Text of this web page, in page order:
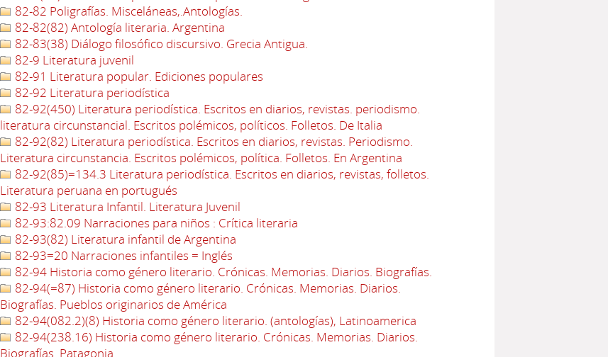
82-82 Poligrafías. Misceláneas,.Antologías.
82-82(82) Antología literaria. Argentina
82-83(38) Diálogo filosófico discursivo. Grecia Antigua.
82-9 Literatura juvenil
82-91 Literatura popular. Ediciones populares
82-92 Literatura periodística
82-92(450) Literatura periodística. Escritos en diarios, revistas. periodismo.
literatura circunstancial. Escritos polémicos, políticos. Folletos. De Italia
82-92(82) Literatura periodística. Escritos en diarios, revistas. Periodismo.
Literatura circunstancia. Escritos polémicos, política. Folletos. En Argentina
82-92(85)=134.3 Literatura periodística. Escritos en diarios, revistas, folletos.
Literatura peruana en portugués
82-93 Literatura Infantil. Literatura Juvenil
82-93:82.09 Narraciones para niños : Crítica literaria
82-93(82) Literatura infantil de Argentina
82-93=20 Narraciones infantiles = Inglés
82-94 Historia como género literario. Crónicas. Memorias. Diarios. Biografías.
82-94(=87) Historia como género literario. Crónicas. Memorias. Diarios.
Biografías. Pueblos originarios de América
82-94(082.2)(8) Historia como género literario. (antologías), Latinoamerica
82-94(238.16) Historia como género literario. Crónicas. Memorias. Diarios.
Biografías. Patagonia